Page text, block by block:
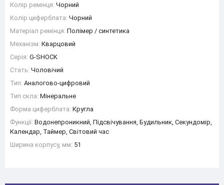
Колір ремінця: Чорний
Колір циферблата: Чорний
Матеріал ремінця: Полімер / синтетика
Механізм: Кварцовий
Серія: G-SHOCK
Стать: Чоловічий
Тип: Аналогово-цифровий
Тип скла: Мінеральне
Форма циферблата: Кругла
Функції: Водонепроникний, Підсвічування, Будильник, Секундомір,
Календар, Таймер, Світовий час
Ширина корпусу, мм: 51